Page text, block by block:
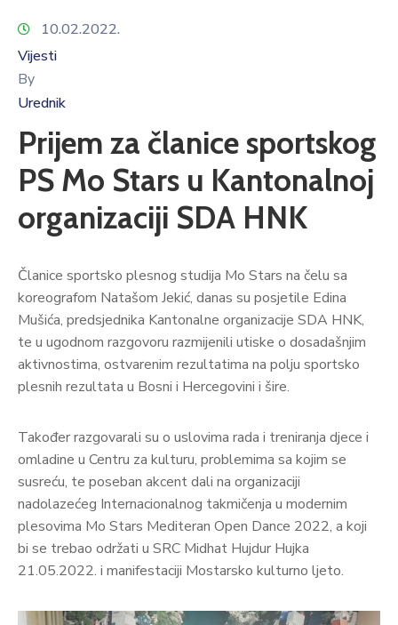
10.02.2022.
Vijesti
By
Urednik
Prijem za članice sportskog
PS Mo Stars u Kantonalnoj
organizaciji SDA HNK
Članice sportsko plesnog studija Mo Stars na čelu sa
koreografom Natašom Jekić, danas su posjetile Edina
Mušića, predsjednika Kantonalne organizacije SDA HNK,
te u ugodnom razgovoru razmijenili utiske o dosadašnjim
aktivnostima, ostvarenim rezultatima na polju sportsko
plesnih rezultata u Bosni i Hercegovini i šire.
Također razgovarali su o uslovima rada i treniranja djece i
omladine u Centru za kulturu, problemima sa kojim se
susreću, te poseban akcent dali na organizaciji
nadolazećeg Internacionalnog takmičenja u modernim
plesovima Mo Stars Mediteran Open Dance 2022, a koji
bi se trebao održati u SRC Midhat Hujdur Hujka
21.05.2022. i manifestaciji Mostarsko kulturno ljeto.